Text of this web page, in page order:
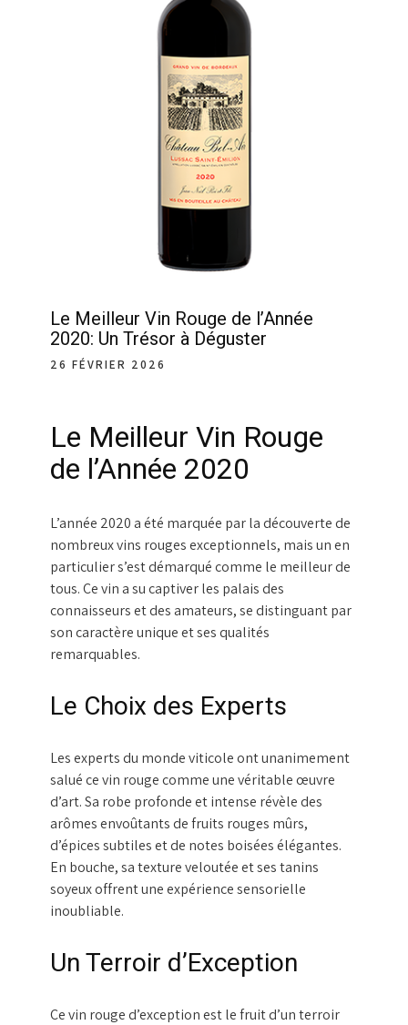
Le Meilleur Vin Rouge de l’Année
2020: Un Trésor à Déguster
26 FÉVRIER 2026
Le Meilleur Vin Rouge
de l’Année 2020
L’année 2020 a été marquée par la découverte de
nombreux vins rouges exceptionnels, mais un en
particulier s’est démarqué comme le meilleur de
tous. Ce vin a su captiver les palais des
connaisseurs et des amateurs, se distinguant par
son caractère unique et ses qualités
remarquables.
Le Choix des Experts
Les experts du monde viticole ont unanimement
salué ce vin rouge comme une véritable œuvre
d’art. Sa robe profonde et intense révèle des
arômes envoûtants de fruits rouges mûrs,
d’épices subtiles et de notes boisées élégantes.
En bouche, sa texture veloutée et ses tanins
soyeux offrent une expérience sensorielle
inoubliable.
Un Terroir d’Exception
Ce vin rouge d’exception est le fruit d’un terroir